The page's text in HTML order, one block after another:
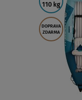
110 kg
DOPRAVA
ZDARMA